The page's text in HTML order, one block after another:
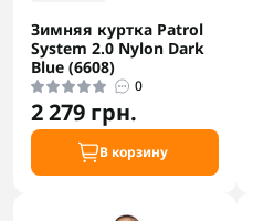
Зимняя куртка Patrol
System 2.0 Nylon Dark
Blue (6608)
0
2 279 грн.
В корзину